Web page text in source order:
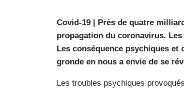
Covid-19 | Près de quatre
propagation du coronavirus.
Les conséquence psychiques
gronde en nous a envie de se
Les troubles psychiques